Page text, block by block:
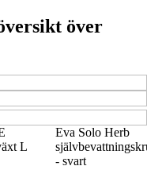
över
L
Eva Solo Herb
- svart